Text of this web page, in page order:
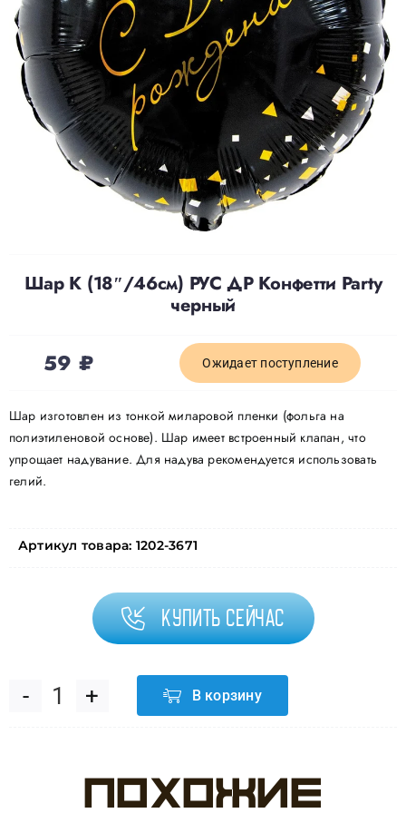
Доставка
О нас
Отзывы
Политика конфиденциальности
Шар К (18″/46см) РУС ДР Конфетти Party
черный
59 ₽ Ожидает поступление
Шар изготовлен из тонкой миларовой пленки (фольга на
полиэтиленовой основе). Шар имеет встроенный клапан, что
упрощает надувание. Для надува рекомендуется использовать
гелий.
Артикул товара: 1202-3671
Купить сейчас
Количество
Шар
В корзину
Похожие